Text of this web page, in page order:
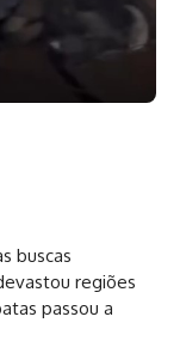
buscas
regiões
passou a